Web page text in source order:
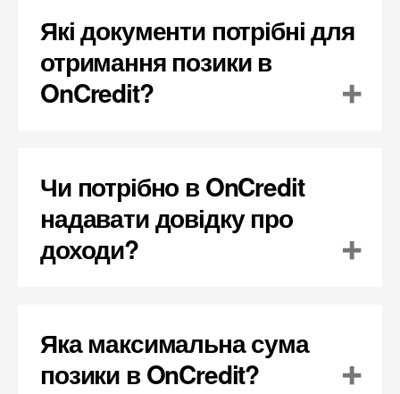
Які документи потрібні для
отримання позики в
OnCredit?
Чи потрібно в OnCredit
надавати довідку про
доходи?
Яка максимальна сума
позики в OnCredit?